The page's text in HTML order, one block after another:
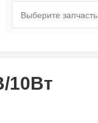
Выберите запчасть
10Вт